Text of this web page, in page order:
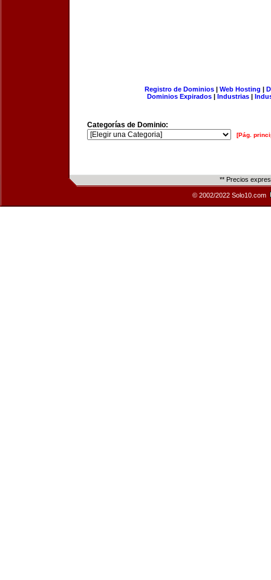
Registro de Dominios| Web Hosting |
Dominios Expirados | Industrias |
Categorías de Dominio:
[Pág.
** Precios
© 2002/2022 Solo10.com